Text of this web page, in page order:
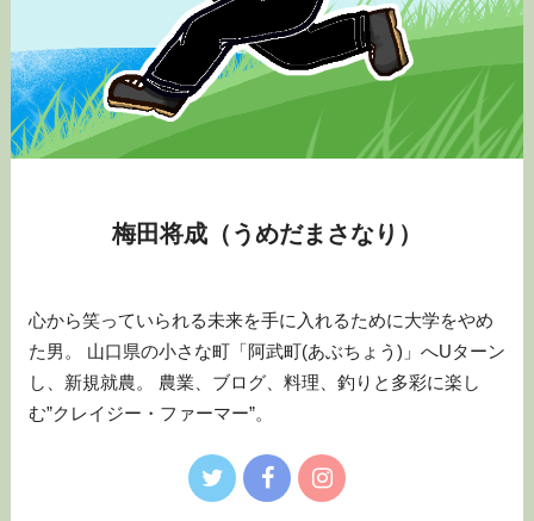
梅田将成（うめだまさなり）
心から笑っていられる未来を手に入れるために大学をやめ
た男。 山口県の小さな町「阿武町(あぶちょう)」へUターン
し、新規就農。 農業、ブログ、料理、釣りと多彩に楽し
む”クレイジー・ファーマー”。